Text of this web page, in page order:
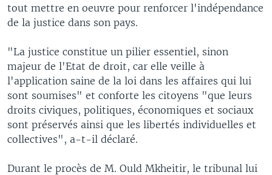
tout mettre en oeuvre pour renforcer l'indépendance
de la justice dans son pays.
"La justice constitue un pilier essentiel, sinon
majeur de l'Etat de droit, car elle veille à
l'application saine de la loi dans les affaires qui lui
sont soumises" et conforte les citoyens "que leurs
droits civiques, politiques, économiques et sociaux
sont préservés ainsi que les libertés individuelles et
collectives", a-t-il déclaré.
Durant le procès de M. Ould Mkheitir, le tribunal lui